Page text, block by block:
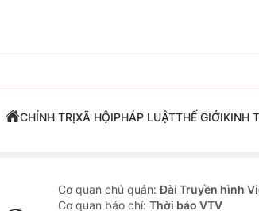
CHÍNH TRỊXÃ HỘIPHÁP LUẬTTHẾ GIỚIKINH
Cơ quan chủ quản:Đài Truyền hình
Cơ quan báo chí: Thời báo VTV